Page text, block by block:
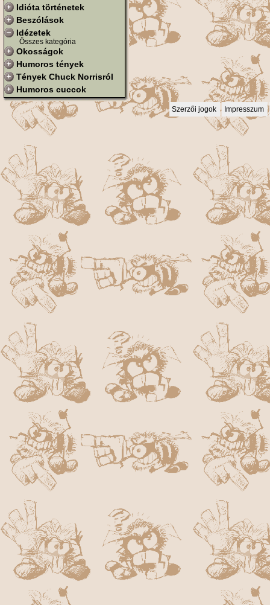
Idióta történetek
Beszólások
Idézetek
Összes kategória
Okosságok
Humoros tények
Tények Chuck Norrisról
Humoros cuccok
Szerzői jogok Impresszum